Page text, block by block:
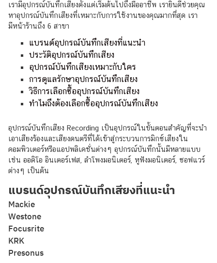
เรามีอุปกรณ์บันทึกเสียงตั้งแต่เริ่มต้นไปถึงมืออาชีพ เรายินดีช่วยคุณ
หาอุปกรณ์บันทึกเสียงที่เหมาะกับการใช้งานของคุณมากที่สุด เรา
มีหน้าร้านถึง 6 สาขา
แบรนด์อุปกรณ์บันทึกเสียงที่แนะนำ
ประวัติอุปกรณ์บันทึกเสียง
อุปกรณ์บันทึกเสียงเหมาะกับใคร
การดูแลรักษาอุปกรณ์บันทึกเสียง
วิธีการเลือกซื้ออุปกรณ์บันทึกเสียง
ทำไมถึงต้องเลือกซื้ออุปกรณ์บันทึกเสียง
อุปกรณ์บันทึกเสียง Recording เป็นอุปกรณ์ในขั้นตอนสำคัญที่จะนำ
เอาเสียงร้องและเสียงดนตรีที่ได้เข้าสู่กระบวนการมิกซ์เสียงใน
คอมพิวเตอร์หรือแอปพลิเคชั่นต่างๆ อุปกรณ์บันทึกนั้นมีหลายแบบ
เช่น ออดิโอ อินเตอร์เฟส, ลำโพงมอนิเตอร์, หูฟังมอนิเตอร์, ซอฟแวร์
ต่างๆ เป็นต้น
แบรนด์อุปกรณ์บันทึกเสียงที่แนะนำ
Mackie
Westone
Focusrite
KRK
Presonus